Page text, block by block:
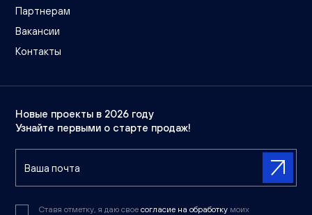
Партнерам
Вакансии
Контакты
Новые проекты в 2026 году
Узнайте первыми о старте продаж!
Ставя отметку, я даю свое согласие на обработку моих